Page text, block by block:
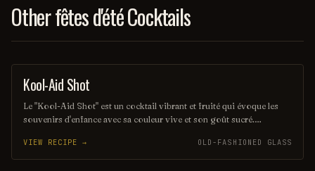
Other fêtes d'été Cocktails
SHOT
Kool-Aid Shot
Le "Kool-Aid Shot" est un cocktail vibrant et fruité qui évoque les
souvenirs d'enfance avec sa couleur vive et son goût sucré.
Aid, ce shot rafraîchissant est parfait pour les fêtes et les soirées
entre amis. Sa simplicité et son côté ludique en font un choix
VIEW RECIPE → OLD-FASHIONED GLASS